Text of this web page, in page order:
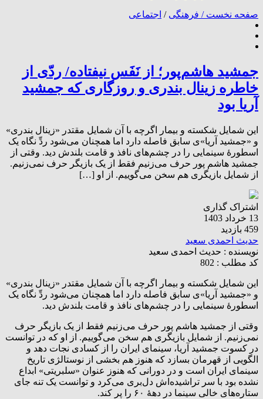
صفحه نخست / فرهنگی / اجتماعی
جمشید هاشم‌پور؛ از نَفَس نیفتاده/ ردّی از
خاطره زینال بندری و روزگاری که جمشید
آریا بود
این شمایل شکسته و بیمار اگرچه با آن شمایل مقتدر «زینال بندری»
و «جمشید آریا»ی سابق فاصله دارد اما همچنان می‌شود ردِّ نگاه یک
اسطورهٔ سینمایی را در چشم‌های نافذ و قامت بلندش دید. وقتی از
جمشید هاشم پور حرف می‌زنیم فقط از یک بازیگر حرف نمی‌زنیم.
از شمایل بازیگری هم سخن می‌گوییم. از او […]
اشتراک گذاری
13 خرداد 1403
459 بازدید
حدیث احمدی سعید
نویسنده : حدیث احمدی سعید
کد مطلب : 802
این شمایل شکسته و بیمار اگرچه با آن شمایل مقتدر «زینال بندری»
و «جمشید آریا»ی سابق فاصله دارد اما همچنان می‌شود ردِّ نگاه یک
اسطورهٔ سینمایی را در چشم‌های نافذ و قامت بلندش دید.
وقتی از جمشید هاشم پور حرف می‌زنیم فقط از یک بازیگر حرف
نمی‌زنیم. از شمایل بازیگری هم سخن می‌گوییم. از او که در توانست
در کسوت جمشید آریا، سینمای ایران را از کسادی نجات دهد و
الگویی از قهرمان بسازد که هنوز هم بخشی از نوستالژی تاریخ
سینمای ایران است و در دورانی که هنوز عنوان «سلبریتی» ابداع
نشده بود با سر تراشیده‌اش دل‌بری می‌کرد و توانست یک تنه جای
ستاره‌های خالی سینما در دههٔ ۶۰ را پر کند.